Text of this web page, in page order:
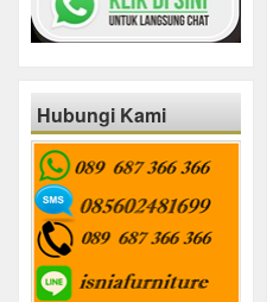
Hubungi Kami